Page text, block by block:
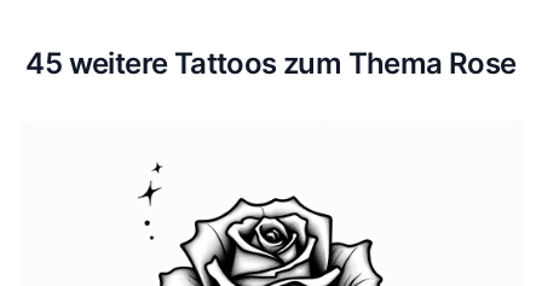
45 weitere Tattoos zum Thema Rose